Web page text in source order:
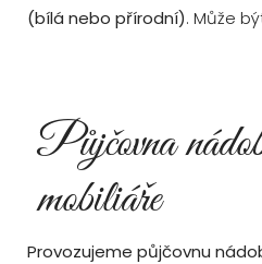
(bílá nebo přírodní). Může
Půjčovna
mobiliáře
Provozujeme půjčovnu